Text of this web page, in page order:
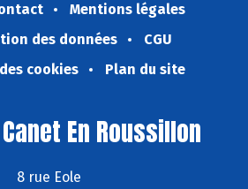
Mentions légales
des données
CGU
cookies
Plan du site
En Roussillon
8 rue Eole